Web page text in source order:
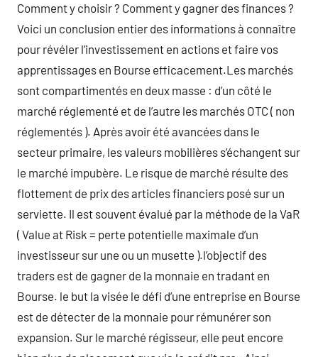
Comment y choisir ? Comment y gagner des finances ?
Voici un conclusion entier des informations à connaître
pour révéler l’investissement en actions et faire vos
apprentissages en Bourse efficacement.Les marchés
sont compartimentés en deux masse : d’un côté le
marché réglementé et de l’autre les marchés OTC ( non
réglementés ). Après avoir été avancées dans le
secteur primaire, les valeurs mobilières s’échangent sur
le marché impubère. Le risque de marché résulte des
flottement de prix des articles financiers posé sur un
serviette. Il est souvent évalué par la méthode de la VaR
( Value at Risk = perte potentielle maximale d’un
investisseur sur une ou un musette ).l’objectif des
traders est de gagner de la monnaie en tradant en
Bourse. le but la visée le défi d’une entreprise en Bourse
est de détecter de la monnaie pour rémunérer son
expansion. Sur le marché régisseur, elle peut encore